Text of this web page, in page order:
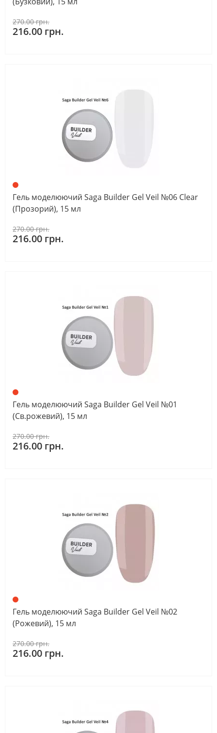
270.00 грн.
216.00 грн.
Гель моделюючий Saga Builder Gel Veil №06 Clear
(Прозорий), 15 мл
270.00 грн.
216.00 грн.
Гель моделюючий Saga Builder Gel Veil №01
(Св.рожевий), 15 мл
270.00 грн.
216.00 грн.
Гель моделюючий Saga Builder Gel Veil №02
(Рожевий), 15 мл
270.00 грн.
216.00 грн.